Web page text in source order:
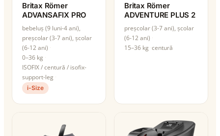
Britax Römer
ADVANSAFIX PRO
bebeluș (9 luni-4 ani),
preșcolar (3-7 ani), școlar
(6-12 ani)
0–36 kg
ISOFIX / centură / isofix-
support-leg
i-Size
Britax Römer
ADVENTURE PLUS 2
preșcolar (3-7 ani), școlar
(6-12 ani)
15–36 kg centură